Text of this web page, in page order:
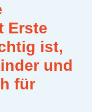
Erste
ist,
und
für